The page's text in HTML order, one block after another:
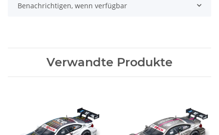
Benachrichtigen, wenn verfügbar
Verwandte Produkte